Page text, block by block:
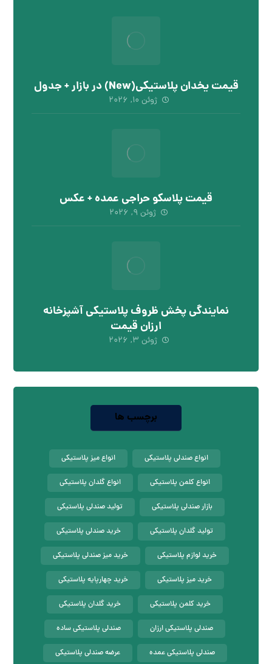
قیمت یخدان پلاستیکی(New) در بازار + جدول
ژوئن ۱۰, ۲۰۲۶
قیمت پلاسکو حراجی عمده + عکس
ژوئن ۹, ۲۰۲۶
نمایندگی پخش ظروف پلاستیکی آشپزخانه
ارزان قیمت
ژوئن ۳, ۲۰۲۶
برچسب ها
انواع صندلی پلاستیکی انواع میز پلاستیکی
انواع کلمن پلاستیکی انواع گلدان پلاستیکی
بازار صندلی پلاستیکی تولید صندلی پلاستیکی
تولید گلدان پلاستیکی خرید صندلی پلاستیکی
خرید لوازم پلاستیکی خرید میز صندلی پلاستیکی
خرید میز پلاستیکی خرید چهارپایه پلاستیکی
خرید کلمن پلاستیکی خرید گلدان پلاستیکی
صندلی پلاستیکی ارزان صندلی پلاستیکی ساده
صندلی پلاستیکی عمده عرضه صندلی پلاستیکی